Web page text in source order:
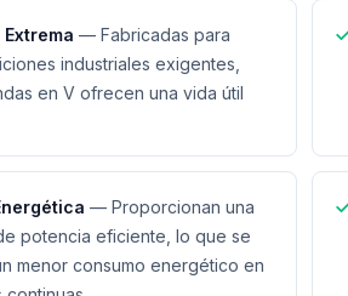
— Fabricadas para
industriales exigentes,
en V ofrecen una vida útil
— Proporcionan una
potencia eficiente, lo que se
menor consumo energético en